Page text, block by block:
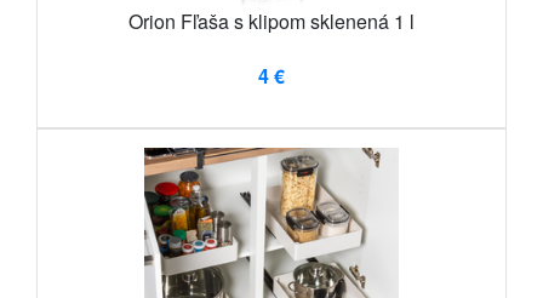
Orion Fľaša s klipom sklenená 1 l
4 €